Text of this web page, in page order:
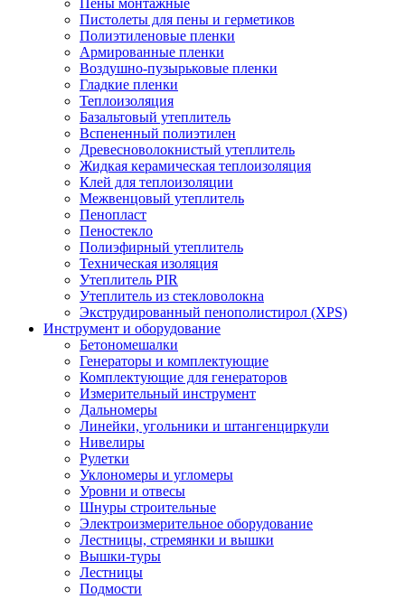
Пистолеты для пены и герметиков
Полиэтиленовые пленки
Армированные пленки
Воздушно-пузырьковые пленки
Гладкие пленки
Теплоизоляция
Базальтовый утеплитель
Вспененный полиэтилен
Древесноволокнистый утеплитель
Жидкая керамическая теплоизоляция
Клей для теплоизоляции
Межвенцовый утеплитель
Пенопласт
Пеностекло
Полиэфирный утеплитель
Техническая изоляция
Утеплитель PIR
Утеплитель из стекловолокна
Экструдированный пенополистирол (XPS)
Инструмент и оборудование
Бетономешалки
Генераторы и комплектующие
Комплектующие для генераторов
Измерительный инструмент
Дальномеры
Линейки, угольники и штангенциркули
Нивелиры
Рулетки
Уклономеры и угломеры
Уровни и отвесы
Шнуры строительные
Электроизмерительное оборудование
Лестницы, стремянки и вышки
Вышки-туры
Лестницы
Подмости